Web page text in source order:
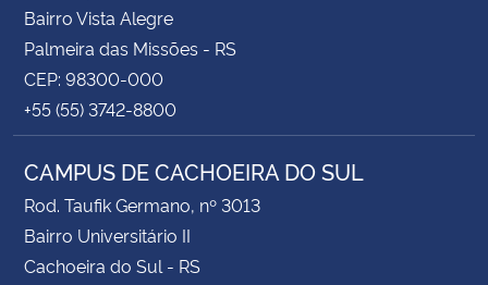
Bairro Vista Alegre
Palmeira das Missões - RS
CEP: 98300-000
+55 (55) 3742-8800
CAMPUS DE CACHOEIRA DO SUL
Rod. Taufik Germano, nº 3013
Bairro Universitário II
Cachoeira do Sul - RS